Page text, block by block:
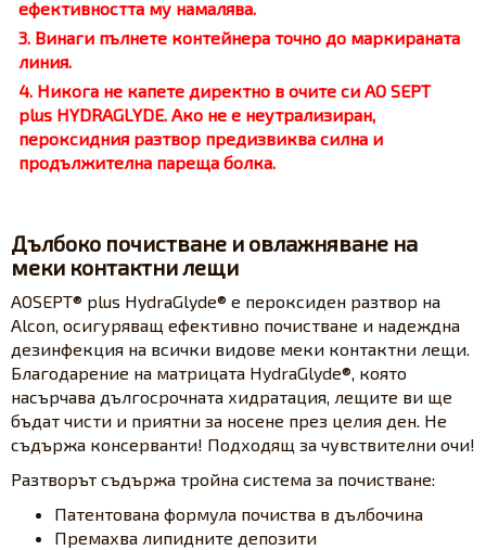
ефективността му намалява.
3. Винаги пълнете контейнера точно до маркираната
линия.
4. Никога не капете директно в очите си AO SEPT
plus HYDRAGLYDE. Ако не е неутрализиран,
пероксидния разтвор предизвиква силна и
продължителна пареща болка.
Дълбоко почистване и овлажняване на
меки контактни лещи
AOSEPT® plus HydraGlyde® е пероксиден разтвор на
Alcon, осигуряващ ефективно почистване и надеждна
дезинфекция на всички видове меки контактни лещи.
Благодарение на матрицата HydraGlyde®, която
насърчава дългосрочната хидратация, лещите ви ще
бъдат чисти и приятни за носене през целия ден. Не
съдържа консерванти! Подходящ за чувствителни очи!
Разтворът съдържа тройна система за почистване:
Патентована формула почиства в дълбочина
Премахва липидните депозити